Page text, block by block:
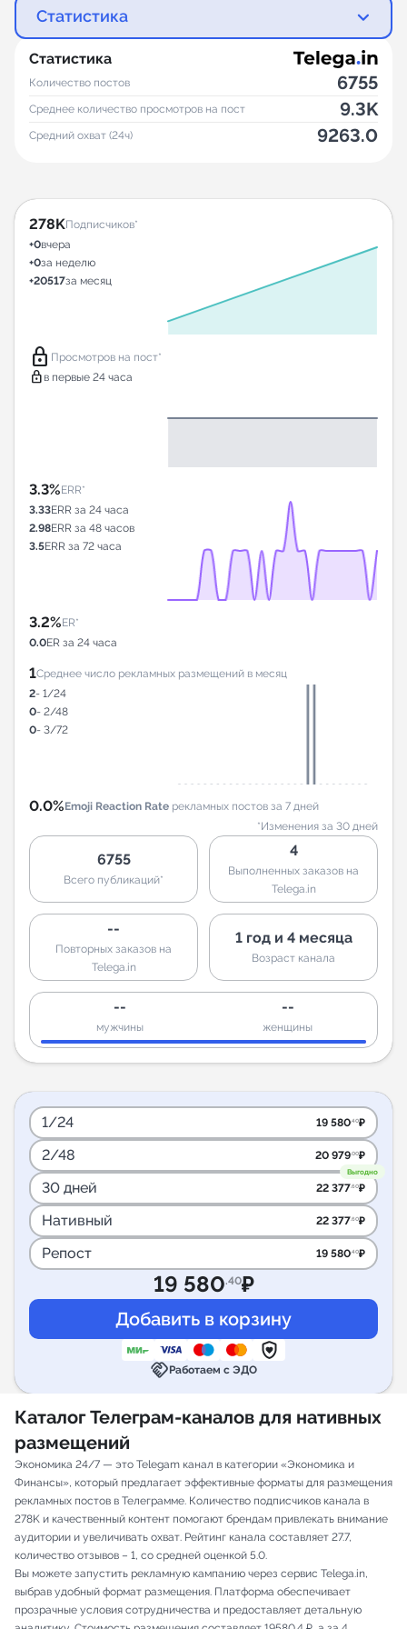
Статистика
Статистика
Количество постов 6755
Среднее количество просмотров на пост 9.3K
Средний охват (24ч) 9263.0
278KПодписчиков*
+0вчера
+0за неделю
+20517за месяц
lock Просмотров на пост*
lock в первые 24 часа
3.3%ERR*
3.33ERR за 24 часа
2.98ERR за 48 часов
3.5ERR за 72 часа
3.2%ER*
0.0ER за 24 часа
1Среднее число рекламных размещений в месяц
2- 1/24
0- 2/48
0- 3/72
0.0%Emoji Reaction Rate рекламных постов за 7 дней
*Изменения за 30 дней
6755
Всего публикаций*
4
Выполненных заказов на
Telega.in
--
Повторных заказов на
Telega.in
1 год и 4 месяца
Возраст канала
--
мужчины
--
женщины
1/24 19 580.40₽
2/48 20 979.00₽
Выгодно
30 дней 22 377.60₽
Нативный 22 377.60₽
Репост 19 580.40₽
19 580.40₽
handshakeРаботаем с ЭДО
Каталог Телеграм-каналов для нативных
размещений
Экономика 24/7 — это Telegam канал в категории «Экономика и
Финансы», который предлагает эффективные форматы для размещения
рекламных постов в Телеграмме. Количество подписчиков канала в
278K и качественный контент помогают брендам привлекать внимание
аудитории и увеличивать охват. Рейтинг канала составляет 27.7,
количество отзывов – 1, со средней оценкой 5.0.
Вы можете запустить рекламную кампанию через сервис Telega.in,
выбрав удобный формат размещения. Платформа обеспечивает
прозрачные условия сотрудничества и предоставляет детальную